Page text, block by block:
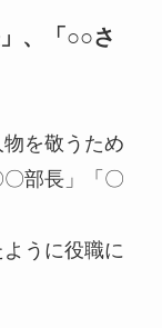
、「○○さ
を敬うため
部長」「〇
ように役職に